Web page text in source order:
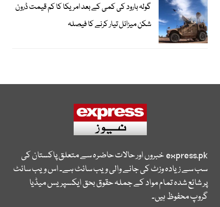
گولہ بارود کی کمی کے بعد امریکا کا کم قیمت ڈرون
شکن میزائل تیار کرنے کا فیصلہ
express.pkخبروں اور حالات حاضرہ سے متعلق پاکستان کی
سب سے زیادہ وزٹ کی جانے والی ویب سائٹ ہے۔ اس ویب سائٹ
پر شائع شدہ تمام مواد کے جملہ حقوق بحق ایکسپریس میڈیا
گروپ محفوظ ہیں۔